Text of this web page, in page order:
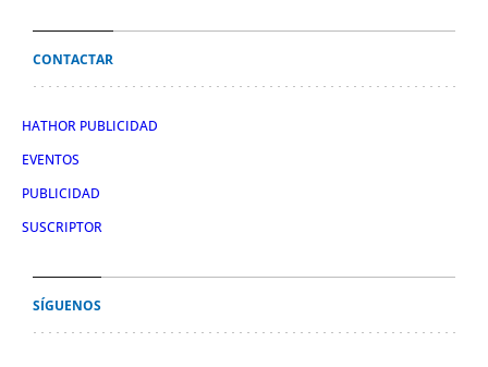
CONTACTAR
HATHOR PUBLICIDAD
EVENTOS
PUBLICIDAD
SUSCRIPTOR
SÍGUENOS